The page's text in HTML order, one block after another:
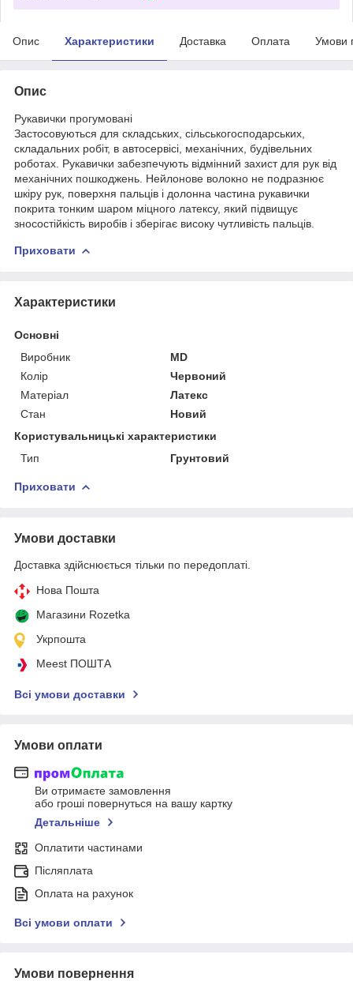
Опис Характеристики Доставка Оплата Умови
Опис
Рукавички прогумовані
Застосовуються для складських, сільськогосподарських,
складальних робіт, в автосервісі, механічних, будівельних
роботах. Рукавички забезпечують відмінний захист для рук від
механічних пошкоджень. Нейлонове волокно не подразнює
шкіру рук, поверхня пальців і долонна частина рукавички
покрита тонким шаром міцного латексу, який підвищує
зносостійкість виробів і зберігає високу чутливість пальців.
Приховати
Характеристики
Основні
Виробник
MD
Колір
Червоний
Матеріал
Латекс
Стан
Новий
Користувальницькі характеристики
Тип
Грунтовий
Приховати
Умови доставки
Доставка здійснюється тільки по передоплаті.
Нова Пошта
Магазини Rozetka
Укрпошта
Meest ПОШТА
Всі умови доставки
Умови оплати
Ви отримаєте замовлення
або гроші повернуться на вашу картку
Детальніше
Оплатити частинами
Післяплата
Оплата на рахунок
Всі умови оплати
Умови повернення